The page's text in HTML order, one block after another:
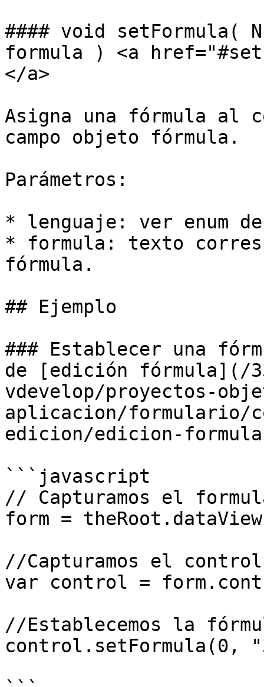
#### void setFormula(
formula ) <a
</a>
Asigna una fórmula al
campo objeto fórmula.
Parámetros:
* lenguaje: ver enum
* formula: texto
fórmula.
## Ejemplo
### Establecer una
de [edición fórmula](/
vdevelop/proyectos-
aplicacion/formulario/
edicion/edicion-
```javascript
// Capturamos el
form =
//Capturamos el control
var control =
//Establecemos la
control.setFormula(0,